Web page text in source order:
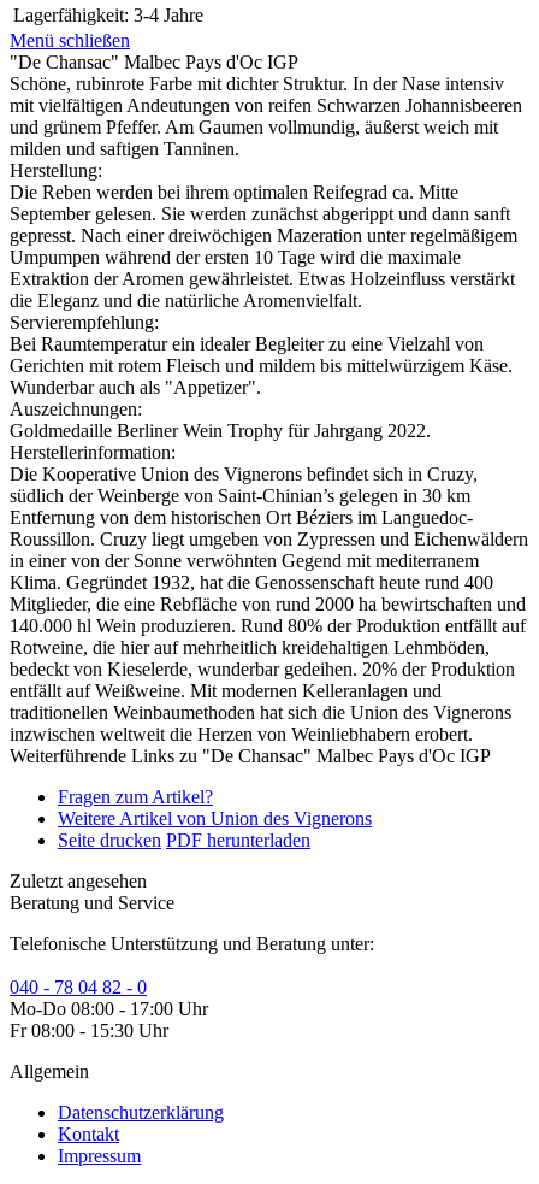
Lagerfähigkeit: 3-4 Jahre
Menü schließen
"De Chansac" Malbec Pays d'Oc IGP
Schöne, rubinrote Farbe mit dichter Struktur. In der Nase intensiv
mit vielfältigen Andeutungen von reifen Schwarzen Johannisbeeren
und grünem Pfeffer. Am Gaumen vollmundig, äußerst weich mit
milden und saftigen Tanninen.
Herstellung:
Die Reben werden bei ihrem optimalen Reifegrad ca. Mitte
September gelesen. Sie werden zunächst abgerippt und dann sanft
gepresst. Nach einer dreiwöchigen Mazeration unter regelmäßigem
Umpumpen während der ersten 10 Tage wird die maximale
Extraktion der Aromen gewährleistet. Etwas Holzeinfluss verstärkt
die Eleganz und die natürliche Aromenvielfalt.
Servierempfehlung:
Bei Raumtemperatur ein idealer Begleiter zu eine Vielzahl von
Gerichten mit rotem Fleisch und mildem bis mittelwürzigem Käse.
Wunderbar auch als "Appetizer".
Auszeichnungen:
Goldmedaille Berliner Wein Trophy für Jahrgang 2022.
Herstellerinformation:
Die Kooperative Union des Vignerons befindet sich in Cruzy,
südlich der Weinberge von Saint-Chinian’s gelegen in 30 km
Entfernung von dem historischen Ort Béziers im Languedoc-
Roussillon. Cruzy liegt umgeben von Zypressen und Eichenwäldern
in einer von der Sonne verwöhnten Gegend mit mediterranem
Klima. Gegründet 1932, hat die Genossenschaft heute rund 400
Mitglieder, die eine Rebfläche von rund 2000 ha bewirtschaften und
140.000 hl Wein produzieren. Rund 80% der Produktion entfällt auf
Rotweine, die hier auf mehrheitlich kreidehaltigen Lehmböden,
bedeckt von Kieselerde, wunderbar gedeihen. 20% der Produktion
entfällt auf Weißweine. Mit modernen Kelleranlagen und
traditionellen Weinbaumethoden hat sich die Union des Vignerons
inzwischen weltweit die Herzen von Weinliebhabern erobert.
Weiterführende Links zu "De Chansac" Malbec Pays d'Oc IGP
Fragen zum Artikel?
Weitere Artikel von Union des Vignerons
Seite drucken PDF herunterladen
Zuletzt angesehen
Beratung und Service
Telefonische Unterstützung und Beratung unter:
040 - 78 04 82 - 0
Mo-Do 08:00 - 17:00 Uhr
Fr 08:00 - 15:30 Uhr
Allgemein
Datenschutzerklärung
Kontakt
Impressum